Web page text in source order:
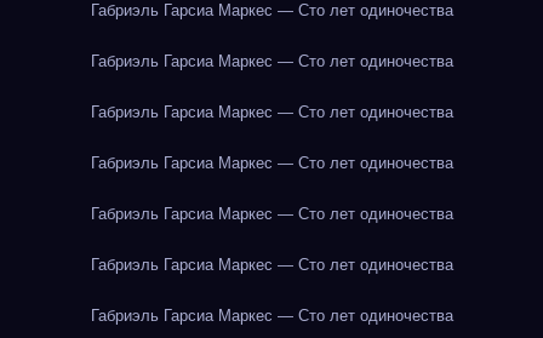
Габриэль Гарсиа Маркес — Сто лет одиночества
Габриэль Гарсиа Маркес — Сто лет одиночества
Габриэль Гарсиа Маркес — Сто лет одиночества
Габриэль Гарсиа Маркес — Сто лет одиночества
Габриэль Гарсиа Маркес — Сто лет одиночества
Габриэль Гарсиа Маркес — Сто лет одиночества
Габриэль Гарсиа Маркес — Сто лет одиночества